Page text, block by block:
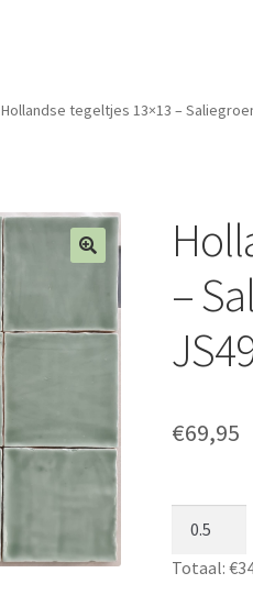
Hollandse tegeltjes 13×13 –
–
€69,95
13x13
Totaal: